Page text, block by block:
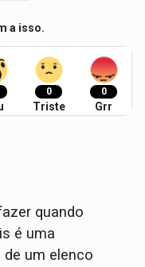
a isso.
0
Triste
0
Grr
quando
é uma
de um elenco